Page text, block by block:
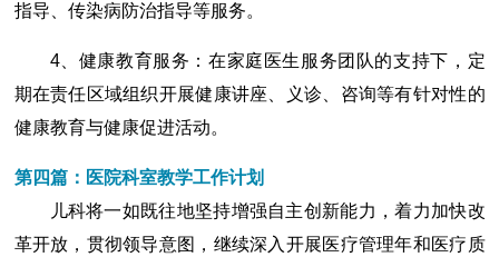
指导、传染病防治指导等服务。
4、健康教育服务：在家庭医生服务团队的支持下，定
期在责任区域组织开展健康讲座、义诊、咨询等有针对性的
健康教育与健康促进活动。
第四篇：医院科室教学工作计划
儿科将一如既往地坚持增强自主创新能力，着力加快改
革开放，贯彻领导意图，继续深入开展医疗管理年和医疗质